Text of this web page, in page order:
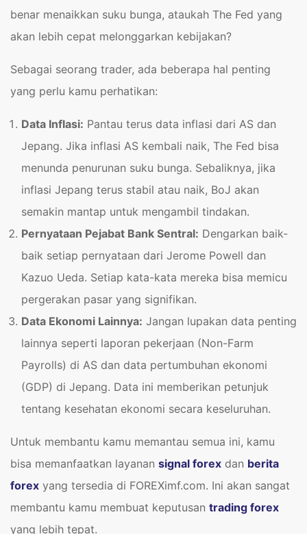
benar menaikkan suku bunga, ataukah The Fed yang
akan lebih cepat melonggarkan kebijakan?
Sebagai seorang trader, ada beberapa hal penting
yang perlu kamu perhatikan:
Data Inflasi: Pantau terus data inflasi dari AS dan
Jepang. Jika inflasi AS kembali naik, The Fed bisa
menunda penurunan suku bunga. Sebaliknya, jika
inflasi Jepang terus stabil atau naik, BoJ akan
semakin mantap untuk mengambil tindakan.
Pernyataan Pejabat Bank Sentral: Dengarkan baik-
baik setiap pernyataan dari Jerome Powell dan
Kazuo Ueda. Setiap kata-kata mereka bisa memicu
pergerakan pasar yang signifikan.
Data Ekonomi Lainnya: Jangan lupakan data penting
lainnya seperti laporan pekerjaan (Non-Farm
Payrolls) di AS dan data pertumbuhan ekonomi
(GDP) di Jepang. Data ini memberikan petunjuk
tentang kesehatan ekonomi secara keseluruhan.
Untuk membantu kamu memantau semua ini, kamu
bisa memanfaatkan layanan signal forex dan berita
forex yang tersedia di FOREXimf.com. Ini akan sangat
membantu kamu membuat keputusan trading forex
yang lebih tepat.